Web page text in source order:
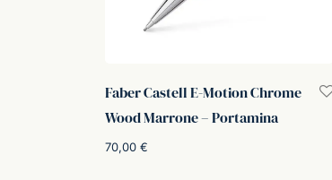
Faber Castell E-Motion Chrome
Wood Marrone – Portamina
70,00 €